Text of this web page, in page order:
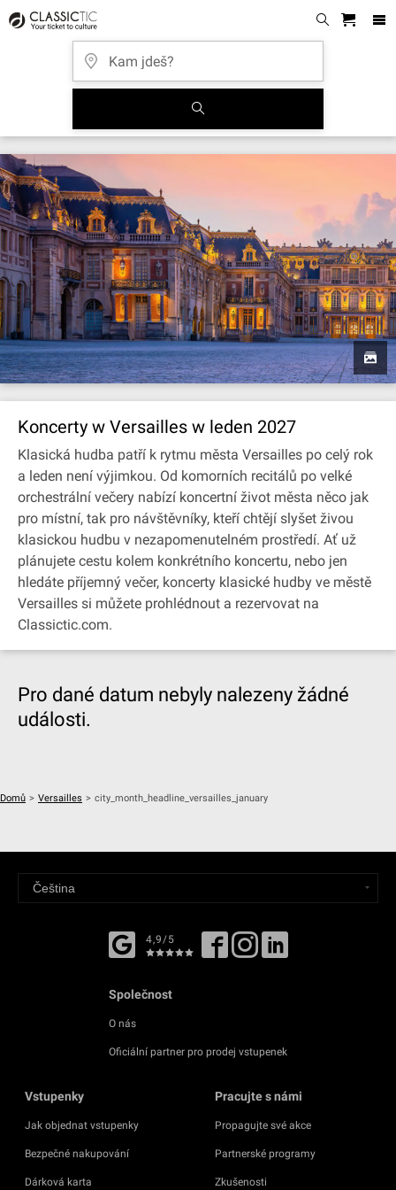
Koncerty w Versailles w leden 2027
Klasická hudba patří k rytmu města Versailles po celý rok
a leden není výjimkou. Od komorních recitálů po velké
orchestrální večery nabízí koncertní život města něco jak
pro místní, tak pro návštěvníky, kteří chtějí slyšet živou
klasickou hudbu v nezapomenutelném prostředí. Ať už
plánujete cestu kolem konkrétního koncertu, nebo jen
hledáte příjemný večer, koncerty klasické hudby ve městě
Versailles si můžete prohlédnout a rezervovat na
Classictic.com.
Pro dané datum nebyly nalezeny žádné
události.
Domů > Versailles > city_month_headline_versailles_january
4,9/5
Společnost
O nás
Oficiální partner pro prodej vstupenek
Vstupenky
Jak objednat vstupenky
Bezpečné nakupování
Dárková karta
Pracujte s námi
Propagujte své akce
Partnerské programy
Zkušenosti